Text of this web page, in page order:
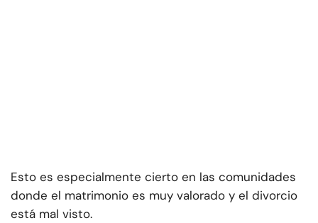
Esto es especialmente cierto en las comunidades
donde el matrimonio es muy valorado y el divorcio
está mal visto.